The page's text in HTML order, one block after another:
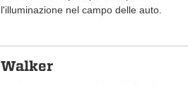
l'illuminazione nel campo delle auto.
Walker